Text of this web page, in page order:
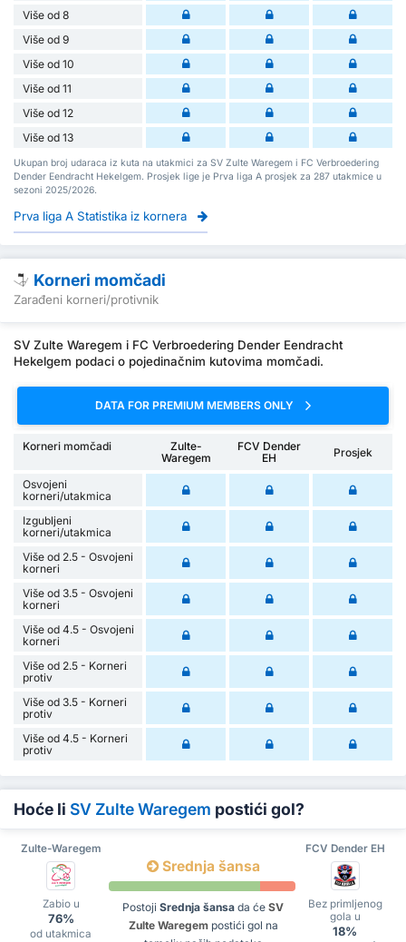
Više od 8
Više od 9
Više od 10
Više od 11
Više od 12
Više od 13
Ukupan broj udaraca iz kuta na utakmici za SV Zulte Waregem i FC Verbroedering
Dender Eendracht Hekelgem. Prosjek lige je Prva liga A prosjek za 287 utakmice u
sezoni 2025/2026.
Prva liga A Statistika iz kornera
Korneri momčadi
Zarađeni korneri/protivnik
SV Zulte Waregem i FC Verbroedering Dender Eendracht
Hekelgem podaci o pojedinačnim kutovima momčadi.
DATA FOR PREMIUM MEMBERS ONLY
Korneri momčadi
Zulte-
Waregem
FCV Dender
EH
Prosjek
Osvojeni
korneri/utakmica
Izgubljeni
korneri/utakmica
Više od 2.5 - Osvojeni
korneri
Više od 3.5 - Osvojeni
korneri
Više od 4.5 - Osvojeni
korneri
Više od 2.5 - Korneri
protiv
Više od 3.5 - Korneri
protiv
Više od 4.5 - Korneri
protiv
Hoće li SV Zulte Waregem postići gol?
Zulte-Waregem FCV Dender EH
Zabio u
76%
od utakmica
Srednja šansa
Postoji Srednja šansa da će SV
Zulte Waregempostići gol na
Bez primljenog
gola u
18%